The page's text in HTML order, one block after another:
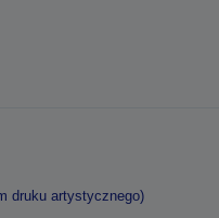
druku artystycznego)